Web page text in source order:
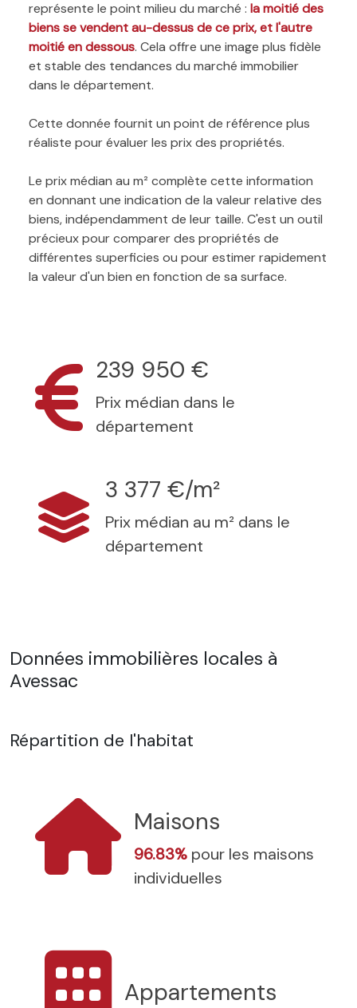
représente le point milieu du marché : la moitié des
biens se vendent au-dessus de ce prix, et l'autre
moitié en dessous. Cela offre une image plus fidèle
et stable des tendances du marché immobilier
dans le département.
Cette donnée fournit un point de référence plus
réaliste pour évaluer les prix des propriétés.
Le prix médian au m² complète cette information
en donnant une indication de la valeur relative des
biens, indépendamment de leur taille. C'est un outil
précieux pour comparer des propriétés de
différentes superficies ou pour estimer rapidement
la valeur d'un bien en fonction de sa surface.
239 950 €
Prix médian dans le
département
3 377 €/m²
Prix médian au m² dans le
département
Données immobilières locales à
Avessac
Répartition de l'habitat
Maisons
96.83% pour les maisons
individuelles
Appartements